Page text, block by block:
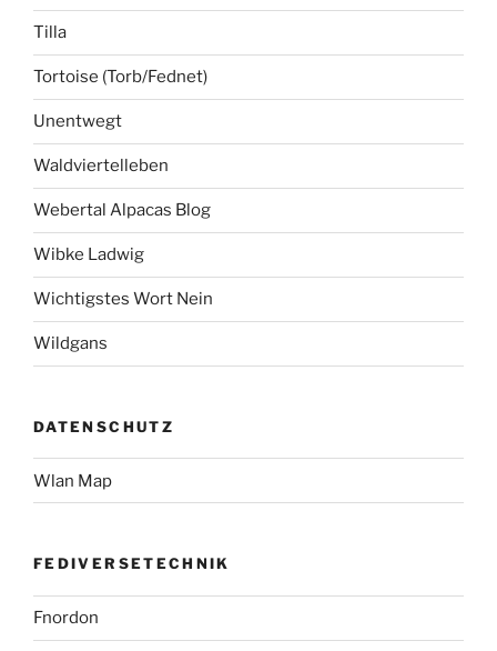
Tilla
Tortoise (Torb/Fednet)
Unentwegt
Waldviertelleben
Webertal Alpacas Blog
Wibke Ladwig
Wichtigstes Wort Nein
Wildgans
DATENSCHUTZ
Wlan Map
FEDIVERSETECHNIK
Fnordon